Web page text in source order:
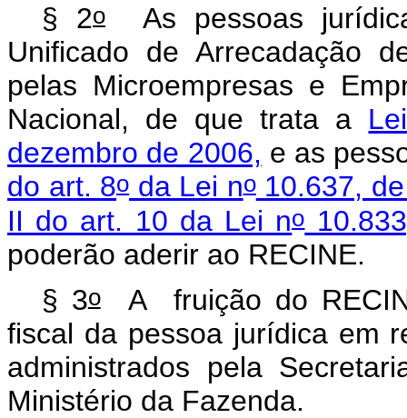
§ 2o
As pessoas
Unificado de Arrecadação
pelas Microempresas e
Nacional, de que trata a
dezembro de 2006, e as
do art. 8oda Lei no10.637,
II do art. 10 da Lei no
poderão aderir ao RECINE.
§ 3oA fruição do
fiscal da pessoa jurídica em
administrados pela
Ministério da Fazenda.